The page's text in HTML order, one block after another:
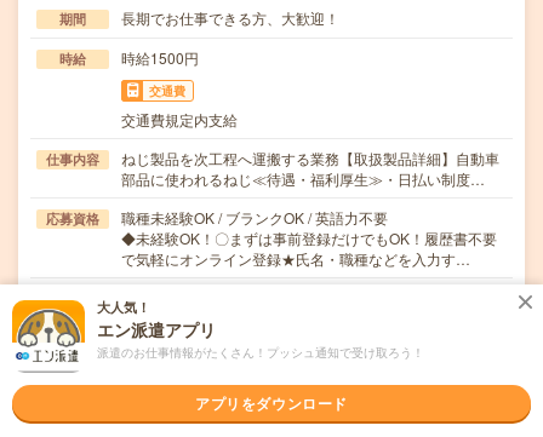
期間 長期でお仕事できる方、大歓迎！
時給 時給1500円
交通費
交通費規定内支給
仕事内容
ねじ製品を次工程へ運搬する業務【取扱製品詳細】自動車
部品に使われるねじ≪待遇・福利厚生≫・日払い制度…
応募資格
職種未経験OK / ブランクOK / 英語力不要
◆未経験OK！〇まずは事前登録だけでもOK！履歴書不要
で気軽にオンライン登録★氏名・職種などを入力す…
職場の雰囲気
年齢層
20代
30代 40代 50代 60代
大人気！
エン派遣アプリ
派遣のお仕事情報がたくさん！プッシュ通知で受け取ろう！
アプリをダウンロード